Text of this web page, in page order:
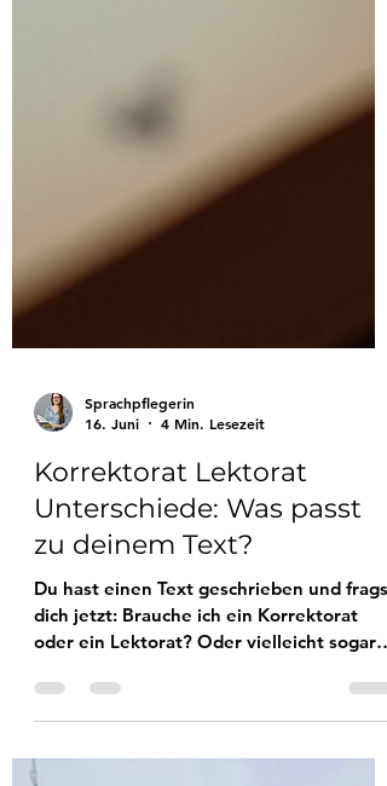
Sprachpflegerin
16. Juni
4 Min. Lesezeit
Korrektorat Lektorat
Unterschiede: Was passt
zu deinem Text?
dich jetzt: Brauche ich ein Korrektorat
oder ein Lektorat? Oder vielleicht sogar
die sich viele stellen. Ich zeige dir heute,